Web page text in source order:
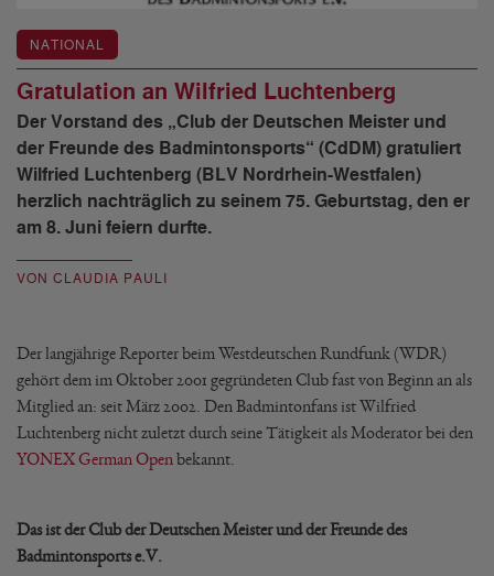
NATIONAL
Gratulation an Wilfried Luchtenberg
Der Vorstand des „Club der Deutschen Meister und
der Freunde des Badmintonsports“ (CdDM) gratuliert
Wilfried Luchtenberg (BLV Nordrhein-Westfalen)
herzlich nachträglich zu seinem 75. Geburtstag, den er
am 8. Juni feiern durfte.
VON CLAUDIA PAULI
Der langjährige Reporter beim Westdeutschen Rundfunk (WDR)
gehört dem im Oktober 2001 gegründeten Club fast von Beginn an als
Mitglied an: seit März 2002. Den Badmintonfans ist Wilfried
Luchtenberg nicht zuletzt durch seine Tätigkeit als Moderator bei den
YONEX German Open bekannt.
Das ist der Club der Deutschen Meister und der Freunde des
Badmintonsports e.V.